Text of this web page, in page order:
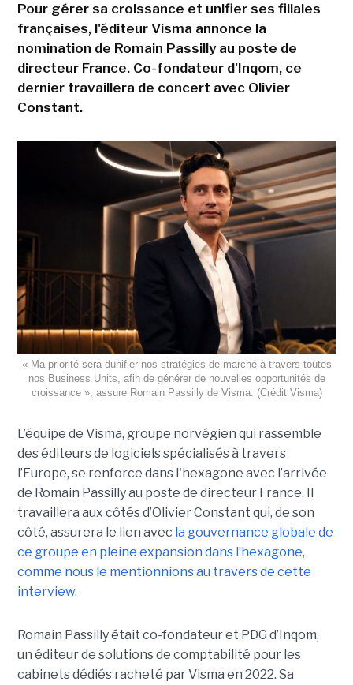
Pour gérer sa croissance et unifier ses filiales
françaises, l'éditeur Visma annonce la
nomination de Romain Passilly au poste de
directeur France. Co-fondateur d'Inqom, ce
dernier travaillera de concert avec Olivier
Constant.
« Ma priorité sera dunifier nos stratégies de marché à travers toutes
nos Business Units, afin de générer de nouvelles opportunités de
croissance », assure Romain Passilly de Visma. (Crédit Visma)
L’équipe de Visma, groupe norvégien qui rassemble
des éditeurs de logiciels spécialisés à travers
l’Europe, se renforce dans l'hexagone avec l’arrivée
de Romain Passilly au poste de directeur France. Il
travaillera aux côtés d’Olivier Constant qui, de son
côté, assurera le lien avec la gouvernance globale de
ce groupe en pleine expansion dans l’hexagone,
comme nous le mentionnions au travers de cette
interview.
Romain Passilly était co-fondateur et PDG d’Inqom,
un éditeur de solutions de comptabilité pour les
cabinets dédiés racheté par Visma en 2022. Sa